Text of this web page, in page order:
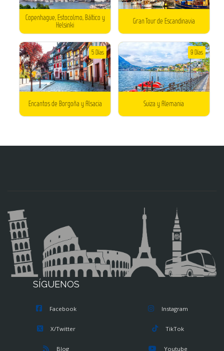
Copenhague, Estocolmo, Báltico y
Helsinki
Gran Tour de Escandinavia
Encantos de Borgoña y Alsacia
5 Días
Suiza y Alemania
9 Días
SÍGUENOS
Facebook
X/Twitter
Blog
Instagram
TikTok
Youtube